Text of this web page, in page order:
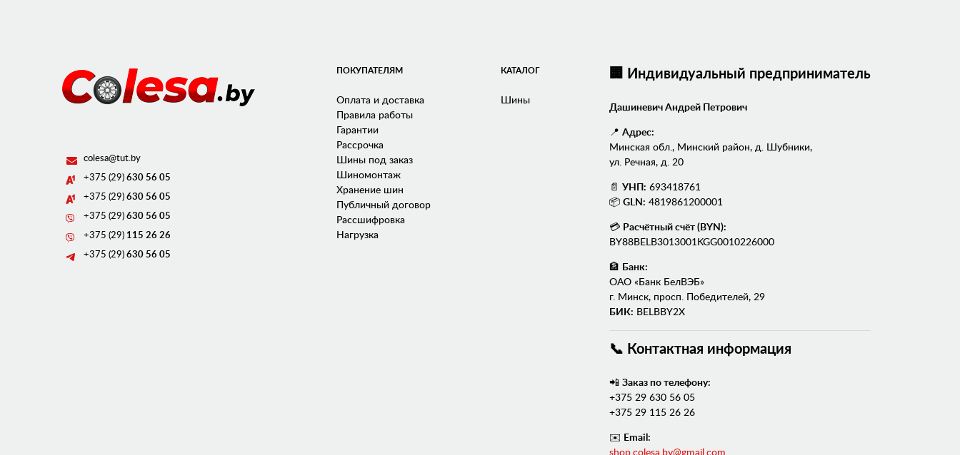
colesa@tut.by
+375 (29) 630 56 05
+375 (29) 630 56 05
+375 (29) 630 56 05
+375 (29) 115 26 26
+375 (29) 630 56 05
ПОКУПАТЕЛЯМ
Оплата и доставка
Правила работы
Гарантии
Рассрочка
Шины под заказ
Шиномонтаж
Хранение шин
Публичный договор
Рассшифровка
Нагрузка
КАТАЛОГ
Шины
🏢 Индивидуальный предприниматель
Дашиневич Андрей Петрович
📍 Адрес:
Минская обл., Минский район, д. Шубники,
ул. Речная, д. 20
📄 УНП: 693418761
📦 GLN: 4819861200001
💳 Расчётный счёт (BYN):
BY88BELB3013001KGG0010226000
🏦
Банк:
ОАО «Банк БелВЭБ»
г. Минск, просп. Победителей, 29
БИК: BELBBY2X
📞 Контактная информация
📲 Заказ по телефону:
+375 29 630 56 05
+375 29 115 26 26
✉️ Email:
shop.colesa.by@gmail.com